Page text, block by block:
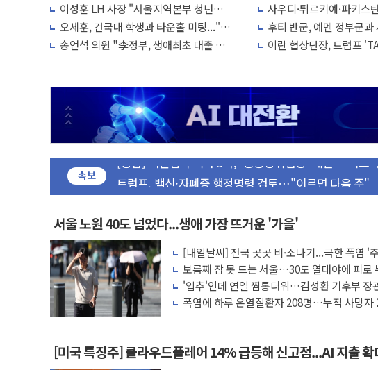
이성훈 LH 사장 "서울지역본부 청년주
택으로"…직원 사기 회복도 숙제
오세훈, 건국대 학생과 타운홀 미팅..."청
년 주택 7.4만가구 공급 실현"
송언석 의원 "李정부, 생애최초 대출 6억
사우디·튀르키예·파키스
협정' 체결… 수니파 국가
협력 구도
후티 반군, 예멘 정부군과
격… 위기 고조되는 또 다
이란 협상단장, 트럼프
속보
민주, 오늘 제주·인천 경선 결과 발표...'김민석 재역전
한상협, 업계 개인정보 보안 새판 짠다…'자율규제단체'
뉴욕증시, 고용 쇼크에 금리 인상 우려 후퇴…S&P500
유럽증시, 美 고용 예상 밖 부진에 연준 금리 인상 가
최고치
미 연준 매파 기세 꺾이나…고용 감소에 9월 동결 전망 우
[종합] 이슬람 수니파 3국, '공동방위협정' 체결… 이스
트럼프, 백신·자폐증 행정명령 검토…"이르면 다음 주"
美 항소법원, 백악관 무도회장 공사 중단 명령…트럼프 제
이란 핵심 원유 수출항 '하르그섬', 최근 1주일 이상 '
美 고용 쇼크에 엔화 장중 급등…시장은 "또 개입했나" 촉
[AI MY 뉴스] 뉴욕 반도체주 프리뷰...美 고용 쇼크에 반
뉴욕증시 프리뷰, 美 고용 쇼크에 금리 인상 우려 후퇴
[종합] 美 7월 고용 2만3000명 감소 '쇼크'…9월 금리
[사진] 이슬람 수니파 3개국, 공동방위협정 체결
뉴욕증시 개장 전 특징주...아틀라시안·클라우드플레
보훈부, 미 DPAA와 MOU… "6·25 미군 실종자 7359명
트럼프 "금리 내려야"…파월 때와 달리 워시엔 톤 낮춰
서울 노원 40도 넘었다...생애 가장 뜨거운 '가을'
[내일날씨] 전국 곳곳 비·소나기...극한 폭염 '
보름째 잠 못 드는 서울…30도 열대야에 피로
호'
'입추'인데 연일 찜통더위…김성환 기후부 장
나도 즉시대응"
폭염에 하루 온열질환자 208명…누적 사망자
[미국 특징주] 클라우드플레어 14% 급등해 신고점...AI 지출 확